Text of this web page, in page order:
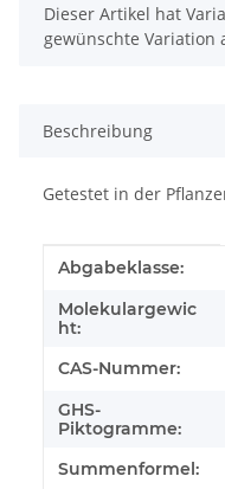
x
Dieser Artikel hat
gewünschte Variation
Beschreibung
Getestet in der
Produkteigenschaft
Wert
Abgabeklasse:
Molekulargewic
ht:
CAS-Nummer:
GHS-
Piktogramme:
Summenformel: